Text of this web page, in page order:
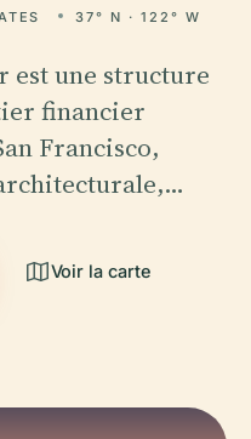
37° N · 122° W
est une structure
financier
Francisco,
Voir la carte